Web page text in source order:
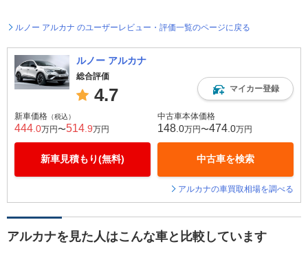
ルノー アルカナ のユーザーレビュー・評価一覧のページに戻る
ルノー アルカナ
総合評価
4.7 マイカー登録
新車価格 （税込）
444 .0万円〜514 .9万円
新車見積もり(無料)
中古車本体価格
148 .0万円〜474 .0万円
中古車を検索
アルカナの車買取相場を調べる
アルカナを見た人はこんな車と比較しています